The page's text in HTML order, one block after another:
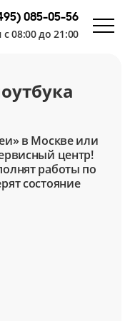
085-05-56
08:00 до 21:00
в Москве или
центр!
работы по
состояние